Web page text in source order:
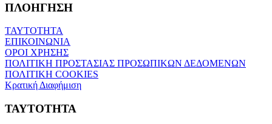
ΠΛΟΗΓΗΣΗ
ΤΑΥΤΟΤΗΤΑ
ΕΠΙΚΟΙΝΩΝΙΑ
ΟΡΟΙ ΧΡΗΣΗΣ
ΠΟΛΙΤΙΚΗ ΠΡΟΣΤΑΣΙΑΣ ΠΡΟΣΩΠΙΚΩΝ ΔΕΔΟΜΕΝΩΝ
ΠΟΛΙΤΙΚΗ COOKIES
Κρατική Διαφήμιση
ΤΑΥΤΟΤΗΤΑ